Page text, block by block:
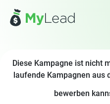
Diese Kampagne ist nicht
laufende Kampagnen aus
bewerben